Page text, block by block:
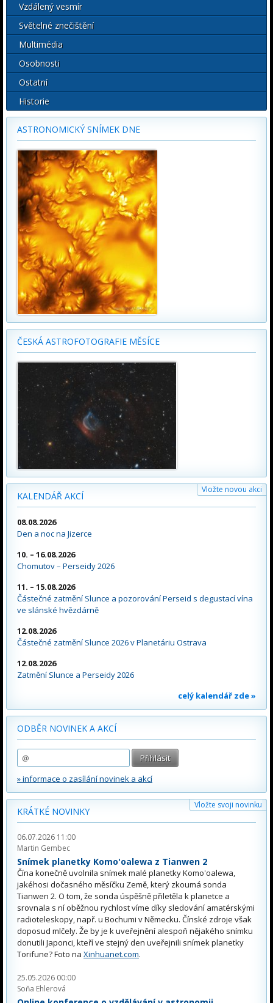
Vzdálený vesmír
Světelné znečištění
Multimédia
Osobnosti
Ostatní
Historie
ASTRONOMICKÝ SNÍMEK DNE
ČESKÁ ASTROFOTOGRAFIE MĚSÍCE
KALENDÁŘ AKCÍ
Vložte novou akci
08.08.2026
Den a noc na Jizerce
10. – 16.08.2026
Chomutov – Perseidy 2026
11. – 15.08.2026
Částečné zatmění Slunce a pozorování Perseid s degustací vína
ve slánské hvězdárně
12.08.2026
Částečné zatmění Slunce 2026 v Planetáriu Ostrava
12.08.2026
Zatmění Slunce a Perseidy 2026
celý kalendář zde »
ODBĚR NOVINEK A AKCÍ
» informace o zasílání novinek a akcí
Vložte svoji novinku
KRÁTKÉ NOVINKY
06.07.2026 11:00
Martin Gembec
Snímek planetky Komo'oalewa z Tianwen 2
Čína konečně uvolnila snímek malé planetky Komo'oalewa,
jakéhosi dočasného měsíčku Země, který zkoumá sonda
Tianwen 2. O tom, že sonda úspěšně přiletěla k planetce a
srovnala s ní oběžnou rychlost víme díky sledování amatérskými
radioteleskopy, např. u Bochumi v Německu. Čínské zdroje však
doposud mlčely. Že by je k uveřejnění alespoň nějakého snímku
donutili Japonci, kteří ve stejný den uveřejnili snímek planetky
Torifune? Foto na Xinhuanet.com.
25.05.2026 00:00
Soňa Ehlerová